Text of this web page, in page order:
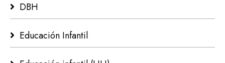
DBH
Educación Infantil